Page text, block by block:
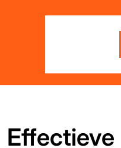
Effectieve